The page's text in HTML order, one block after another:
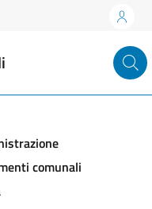
comunali